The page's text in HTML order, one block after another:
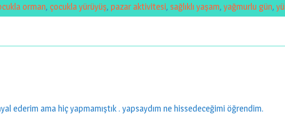
orman, çocukla yürüyüş, pazar aktivitesi, sağlıklı yaşam, yağmurlu gün,
ederim ama hiç yapmamıştık . yapsaydım ne hissedeceğimi öğrendim.